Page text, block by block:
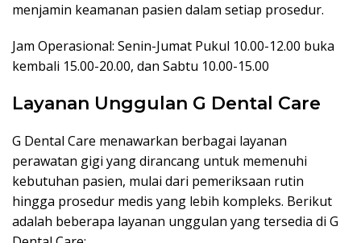
menjamin keamanan pasien dalam setiap prosedur.
Jam Operasional: Senin-Jumat Pukul 10.00-12.00 buka
kembali 15.00-20.00, dan Sabtu 10.00-15.00
Layanan Unggulan G Dental Care
G Dental Care menawarkan berbagai layanan
perawatan gigi yang dirancang untuk memenuhi
kebutuhan pasien, mulai dari pemeriksaan rutin
hingga prosedur medis yang lebih kompleks. Berikut
adalah beberapa layanan unggulan yang tersedia di G